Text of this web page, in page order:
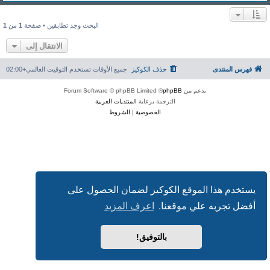
يستخدم هذا الموقع الكوكيز لضمان الحصول على
أفضل تجربه علي موقعنا.
اعرف المزيد
بالتوفيق!
البحث وجد تطابقين • صفحة 1 من 1
الانتقال إلى
فهرس المنتدى جميع الأوقات تستخدم التوقيت العالمي+02:00 حذف الكوكيز
بدعم من phpBB
® Forum Software © phpBB Limited
الترجمة برعاية المنتديات العربية
الخصوصية | الشروط